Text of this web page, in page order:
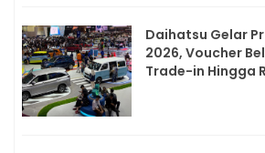
Daihatsu Gelar
2026, Voucher
Trade-in Hingga